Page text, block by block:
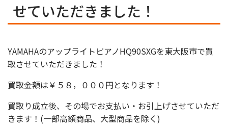
せていただきました！
YAMAHAのアップライトピアノHQ90SXGを東大阪市で買
取させていただきました！
買取金額は￥５８，０００円となります！
買取り成立後、その場でお支払い・お引上げさせていただ
きます！(一部高額商品、大型商品を除く)